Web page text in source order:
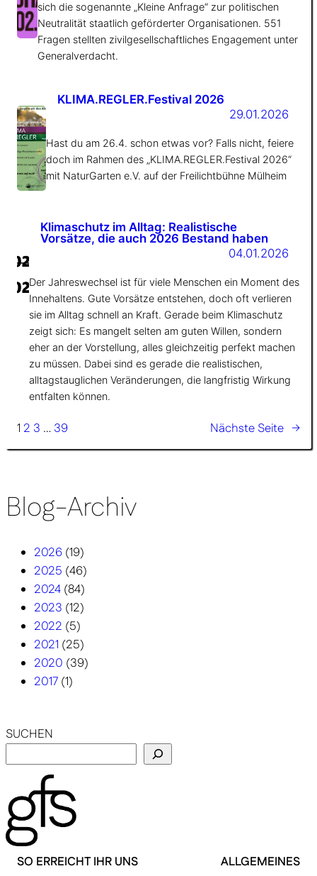
sich die sogenannte „Kleine Anfrage“ zur politischen
Neutralität staatlich geförderter Organisationen. 551
Fragen stellten zivilgesellschaftliches Engagement unter
Generalverdacht.
KLIMA.REGLER.Festival 2026
29.01.2026
Hast du am 26.4. schon etwas vor? Falls nicht, feiere
doch im Rahmen des „KLIMA.REGLER.Festival 2026“
mit NaturGarten e.V. auf der Freilichtbühne Mülheim
Klimaschutz im Alltag: Realistische
Vorsätze, die auch 2026 Bestand haben
04.01.2026
Der Jahreswechsel ist für viele Menschen ein Moment des
Innehaltens. Gute Vorsätze entstehen, doch oft verlieren
sie im Alltag schnell an Kraft. Gerade beim Klimaschutz
zeigt sich: Es mangelt selten am guten Willen, sondern
eher an der Vorstellung, alles gleichzeitig perfekt machen
zu müssen. Dabei sind es gerade die realistischen,
alltagstauglichen Veränderungen, die langfristig Wirkung
entfalten können.
1 2 3 … 39 Nächste Seite →
Blog-Archiv
2026 (19)
2025 (46)
2024 (84)
2023 (12)
2022 (5)
2021 (25)
2020 (39)
2017 (1)
SUCHEN
SO ERREICHT IHR UNS ALLGEMEINES